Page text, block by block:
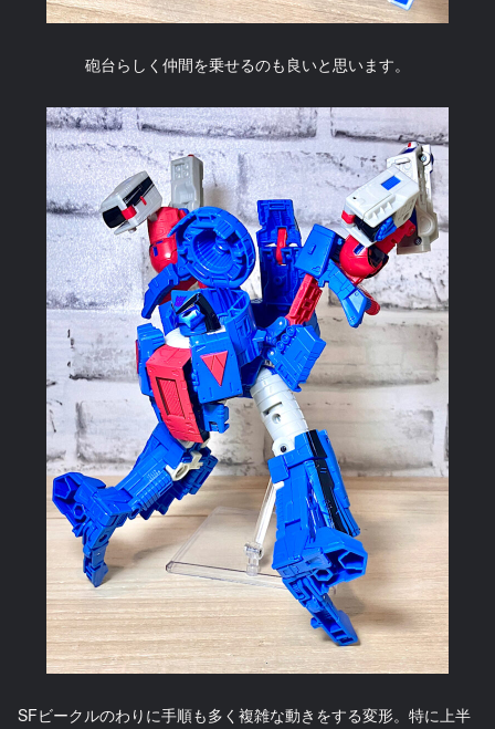
砲台らしく仲間を乗せるのも良いと思います。
SFビークルのわりに手順も多く複雑な動きをする変形。特に上半